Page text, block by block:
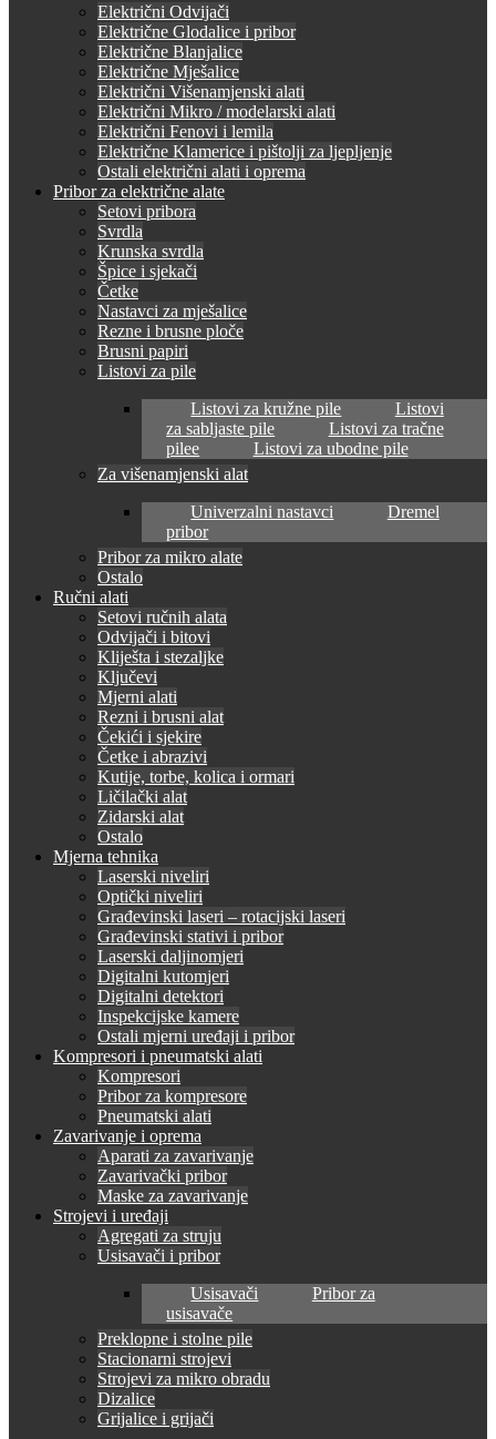
Električni Odvijači
Električne Glodalice i pribor
Električne Blanjalice
Električne Mješalice
Električni Višenamjenski alati
Električni Mikro / modelarski alati
Električni Fenovi i lemila
Električne Klamerice i pištolji za ljepljenje
Ostali električni alati i oprema
Pribor za električne alate
Setovi pribora
Svrdla
Krunska svrdla
Špice i sjekači
Četke
Nastavci za mješalice
Rezne i brusne ploče
Brusni papiri
Listovi za pile
Listovi za kružne pile
Listovi
za sabljaste pile
Listovi za tračne
pilee
Listovi za ubodne pile
Za višenamjenski alat
Univerzalni nastavci
Dremel
pribor
Pribor za mikro alate
Ostalo
Ručni alati
Setovi ručnih alata
Odvijači i bitovi
Kliješta i stezaljke
Ključevi
Mjerni alati
Rezni i brusni alat
Čekići i sjekire
Četke i abrazivi
Kutije, torbe, kolica i ormari
Ličilački alat
Zidarski alat
Ostalo
Mjerna tehnika
Laserski niveliri
Optički niveliri
Građevinski laseri – rotacijski laseri
Građevinski stativi i pribor
Laserski daljinomjeri
Digitalni kutomjeri
Digitalni detektori
Inspekcijske kamere
Ostali mjerni uređaji i pribor
Kompresori i pneumatski alati
Kompresori
Pribor za kompresore
Pneumatski alati
Zavarivanje i oprema
Aparati za zavarivanje
Zavarivački pribor
Maske za zavarivanje
Strojevi i uređaji
Agregati za struju
Usisavači i pribor
Usisavači
Pribor za
usisavače
Preklopne i stolne pile
Stacionarni strojevi
Strojevi za mikro obradu
Dizalice
Grijalice i grijači